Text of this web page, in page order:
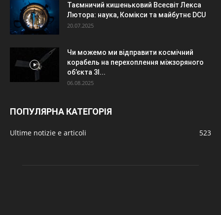
Таємничий кишеньковий Всесвіт Лекса
Лютора: наука, Комікси та майбутнє DCU
20.07.2025
Чи можемо ми відправити космічний
корабель на перехоплення міжзоряного
об’єкта 3I...
06.08.2025
ПОПУЛЯРНА КАТЕГОРІЯ
Ultime notizie e articoli 523